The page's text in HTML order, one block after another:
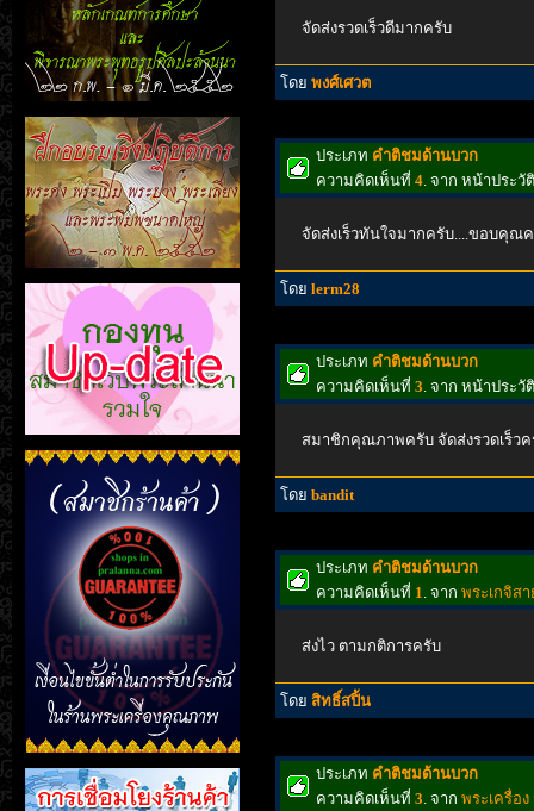
จัดส่งรวดเร็วดีมากครับ
โดย พงศ์เศวต
ประเภท คำติชมด้านบวก
ความคิดเห็นที่ 4. จาก หน้าประวั
จัดส่งเร็วทันใจมากครับ....ขอบคุณ
โดย lerm28
ประเภท คำติชมด้านบวก
ความคิดเห็นที่ 3. จาก หน้าประวั
สมาชิกคุณภาพครับ จัดส่งรวดเร็วค
โดย bandit
ประเภท คำติชมด้านบวก
ความคิดเห็นที่ 1. จาก พระเกจิส
ส่งไว ตามกติการครับ
โดย สิทธิ์สปิ้น
ประเภท คำติชมด้านบวก
ความคิดเห็นที่ 3. จาก พระเครื่อ